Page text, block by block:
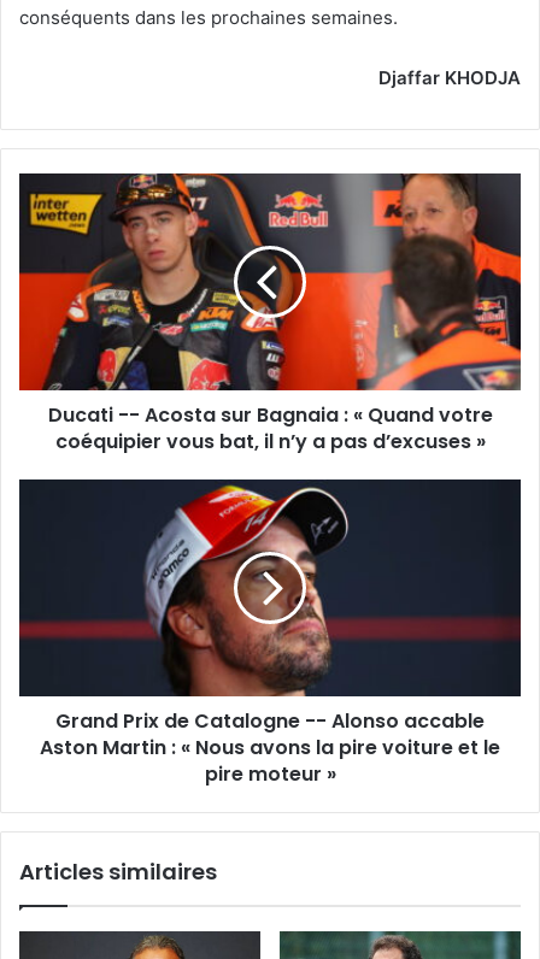
conséquents dans les prochaines semaines.
Djaffar KHODJA
-
Bagnaia
Quand
votre
coéquipier
»
Ducati -- Acosta sur Bagnaia : « Quand votre
coéquipier vous bat, il n’y a pas d’excuses »
-
Alonso
Aston
Martin
avons
pire
Grand Prix de Catalogne -- Alonso accable
Aston Martin : « Nous avons la pire voiture et le
pire moteur »
Articles similaires